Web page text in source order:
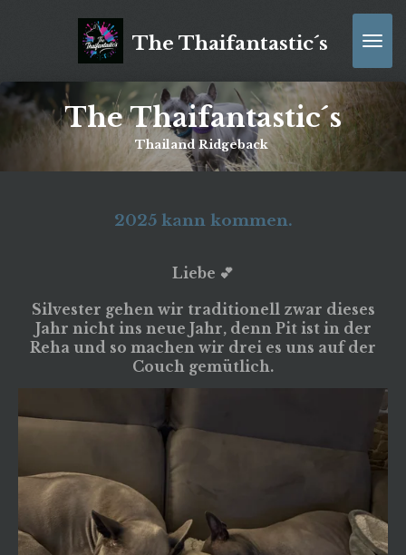
The Thaifantastic´s
The Thaifantastic´s
Thailand Ridgeback
2025 kann kommen.
Liebe 💕
Silvester gehen wir traditionell zwar dieses
Jahr nicht ins neue Jahr, denn Pit ist in der
Reha und so machen wir drei es uns auf der
Couch gemütlich.